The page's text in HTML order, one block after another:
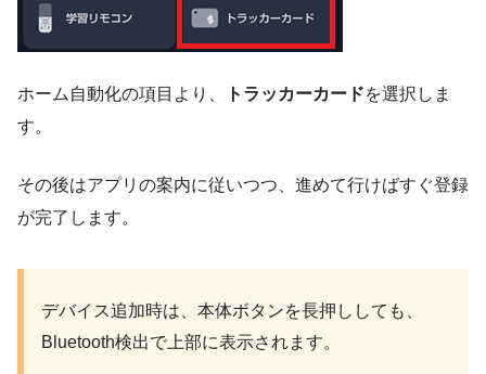
ホーム自動化の項目より、 トラッカーカードを選択しま
す。
その後はアプリの案内に従いつつ、進めて行けばすぐ登録
が完了します。
デバイス追加時は、本体ボタンを長押ししても、
Bluetooth検出で上部に表示されます。